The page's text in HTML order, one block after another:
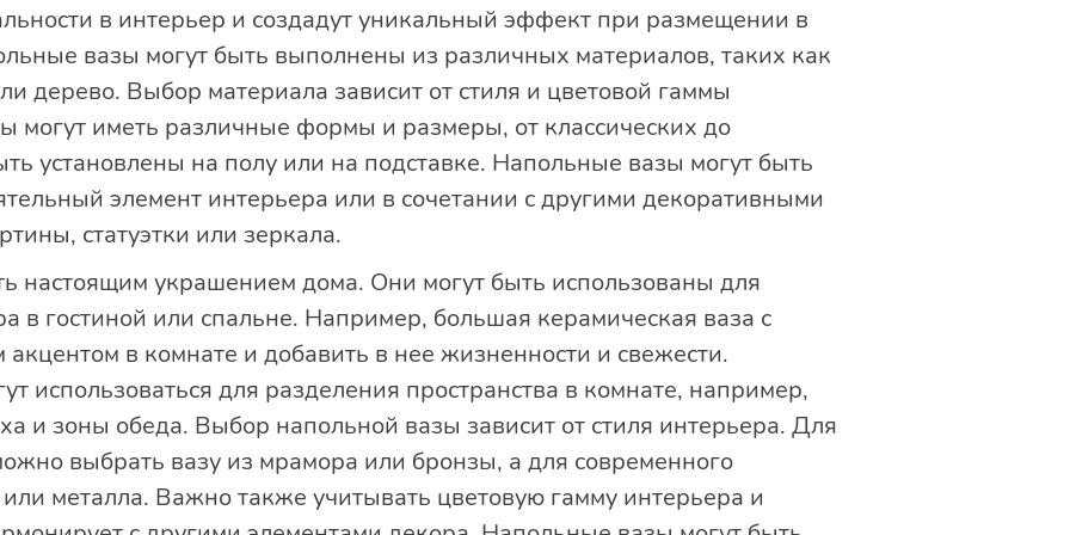
в интерьер и создадут уникальный эффект при размещении в
вазы могут быть выполнены из различных материалов, таких как
дерево. Выбор материала зависит от стиля и цветовой гаммы
могут иметь различные формы и размеры, от классических до
установлены на полу или на подставке. Напольные вазы могут быть
элемент интерьера или в сочетании с другими декоративными
статуэтки или зеркала.
настоящим украшением дома. Они могут быть использованы для
в гостиной или спальне. Например, большая керамическая ваза с
в комнате и добавить в нее жизненности и свежести.
использоваться для разделения пространства в комнате, например,
и зоны обеда. Выбор напольной вазы зависит от стиля интерьера. Для
выбрать вазу из мрамора или бронзы, а для современного
металла. Важно также учитывать цветовую гамму интерьера и